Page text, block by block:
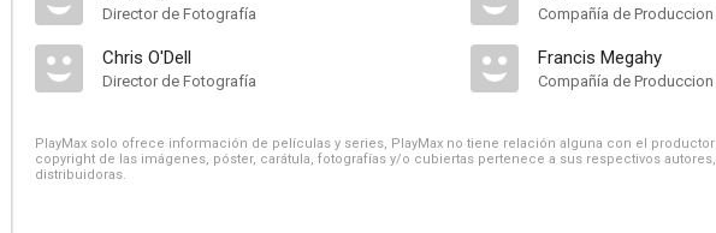
Director de Fotografía
Chris O'Dell
Director de Fotografía
Compañía de Produccion
Francis Megahy
Compañía de Produccion
PlayMax solo ofrece información de películas y series, PlayMax no tiene relación alguna con el
copyright de las imágenes, póster, carátula, fotografías y/o cubiertas pertenece a sus respectivos
distribuidoras.